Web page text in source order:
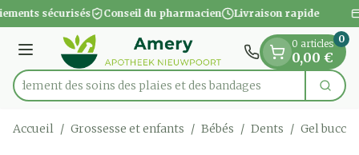
Aller au contenu
1 de 1
sécurisés Conseil du pharmacien Livraison rapide
Menu
Rechercherdes soins des plaies et des bandages
0 articles
0,00 €
0
Accueil / Grossesse et enfants / Bébés / Dents / Gel buccal